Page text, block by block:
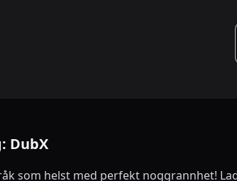
DubX
som helst med perfekt noggrannhet!